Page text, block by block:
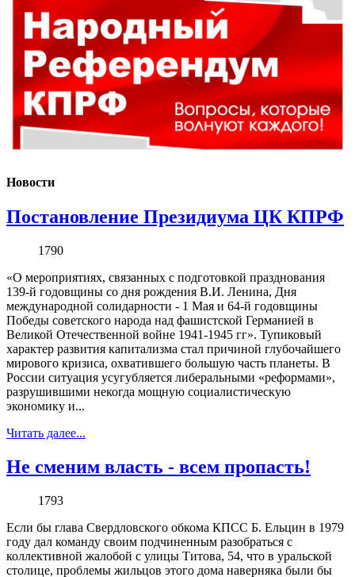
Новости
Постановление Президиума ЦК КПРФ
1790
«О мероприятиях, связанных с подготовкой празднования
139-й годовщины со дня рождения В.И. Ленина, Дня
международной солидарности - 1 Мая и 64-й годовщины
Победы советского народа над фашистской Германией в
Великой Отечественной войне 1941-1945 гг». Тупиковый
характер развития капитализма стал причиной глубочайшего
мирового кризиса, охватившего большую часть планеты. В
России ситуация усугубляется либеральными «реформами»,
разрушившими некогда мощную социалистическую
экономику и...
Читать далее...
Не сменим власть - всем пропасть!
1793
Если бы глава Свердловского обкома КПСС Б. Ельцин в 1979
году дал команду своим подчиненным разобраться c
коллективной жалобой c улицы Титова, 54, что в уральской
столице, проблемы жильцов этого дома наверняка были бы